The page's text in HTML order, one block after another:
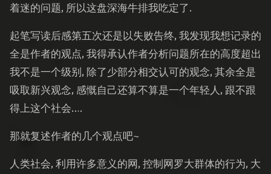
着迷的问题, 所以这盘深海牛排我吃定了.
起笔写读后感第五次还是以失败告终, 我发现我想记录的
全是作者的观点, 我得承认作者分析问题所在的高度超出
我不是一个级别, 除了少部分相交认可的观念, 其余全是
吸取新兴观念, 感慨自己还算不算是一个年轻人, 跟不跟
得上这个社会….
那就复述作者的几个观点吧~
人类社会, 利用许多意义的网, 控制网罗大群体的行为, 大